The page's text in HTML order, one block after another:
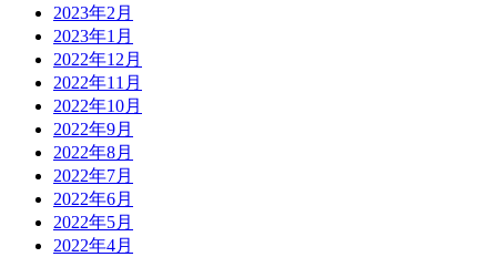
2023年2月
2023年1月
2022年12月
2022年11月
2022年10月
2022年9月
2022年8月
2022年7月
2022年6月
2022年5月
2022年4月